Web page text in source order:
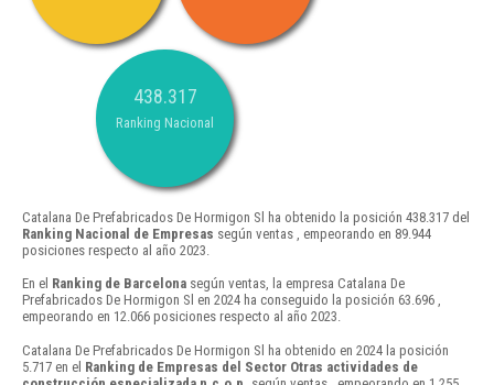
438.317
Ranking Nacional
Catalana De Prefabricados De Hormigon Sl ha obtenido la posición 438.317 del
Ranking Nacional de Empresas según ventas , empeorando en 89.944
posiciones respecto al año 2023.
En el Ranking de Barcelona según ventas, la empresa Catalana De
Prefabricados De Hormigon Sl en 2024 ha conseguido la posición 63.696 ,
empeorando en 12.066 posiciones respecto al año 2023.
Catalana De Prefabricados De Hormigon Sl ha obtenido en 2024 la posición
5.717 en el Ranking de Empresas del Sector Otras actividades de